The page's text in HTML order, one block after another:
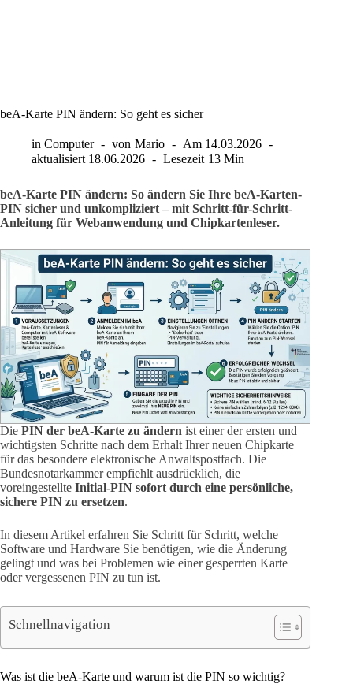
beA-Karte PIN ändern: So geht es sicher
in Computer von Mario Am 14.03.2026
aktualisiert 18.06.2026 Lesezeit 13 Min
beA-Karte PIN ändern: So ändern Sie Ihre beA-Karten-
PIN sicher und unkompliziert – mit Schritt-für-Schritt-
Anleitung für Webanwendung und Chipkartenleser.
Die PIN der beA-Karte zu ändern ist einer der ersten und
wichtigsten Schritte nach dem Erhalt Ihrer neuen Chipkarte
für das besondere elektronische Anwaltspostfach. Die
Bundesnotarkammer empfiehlt ausdrücklich, die
voreingestellte Initial-PIN sofort durch eine persönliche,
sichere PIN zu ersetzen.
In diesem Artikel erfahren Sie Schritt für Schritt, welche
Software und Hardware Sie benötigen, wie die Änderung
gelingt und was bei Problemen wie einer gesperrten Karte
oder vergessenen PIN zu tun ist.
Schnellnavigation
Was ist die beA-Karte und warum ist die PIN so wichtig?